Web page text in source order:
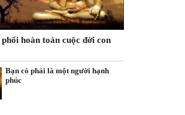
hoàn toàn cuộc đời con
Bạn có phải là một người hạnh
phúc